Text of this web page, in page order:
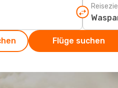
Reiseziel
Flüge suchen